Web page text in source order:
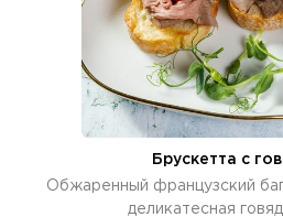
Брускетта с
Обжаренный французский
деликатесная